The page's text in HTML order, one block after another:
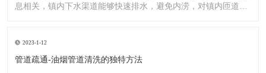
息相关，镇内下水渠道能够快速排水，避免内涝，对镇内匝道、
2023-1-12
管道疏通-油烟管道清洗的独特方法